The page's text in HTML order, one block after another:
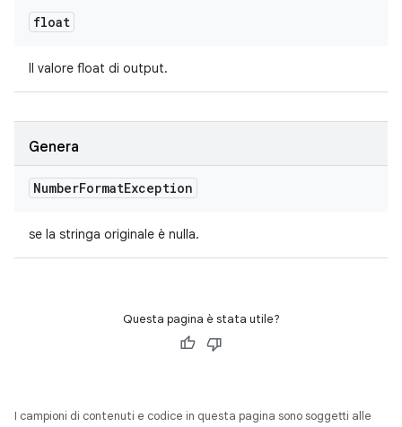
float
Il valore float di output.
Genera
NumberFormatException
se la stringa originale è nulla.
Questa pagina è stata utile?
I campioni di contenuti e codice in questa pagina sono soggetti alle